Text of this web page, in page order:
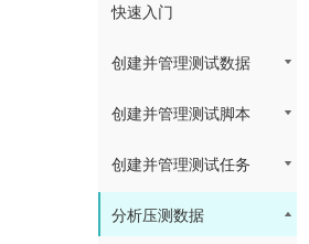
快速入门
创建并管理测试数据
创建并管理测试脚本
创建并管理测试任务
分析压测数据